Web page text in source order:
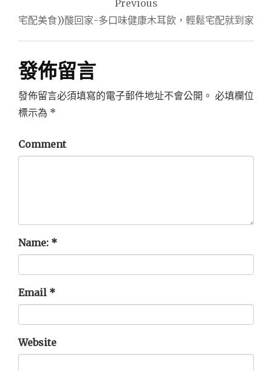
章
導
覽
Previous
宅配美食))酸回家-多口味健康木耳飲，輕鬆宅配就到家
發佈留言
發佈留言必須填寫的電子郵件地址不會公開。 必填欄位
標示為 *
Comment
Name: *
Email *
Website